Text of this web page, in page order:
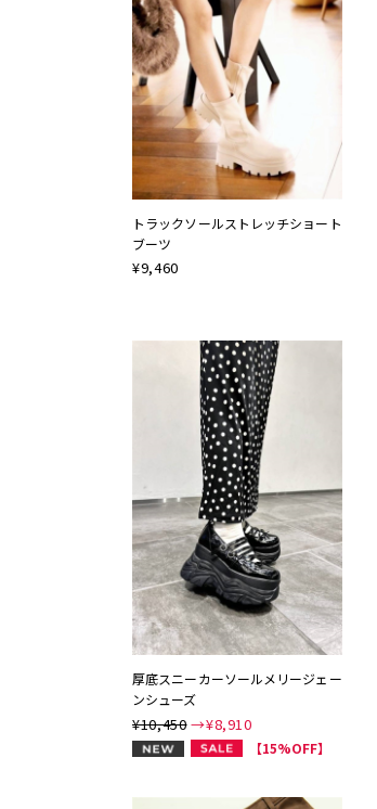
トラックソールストレッチショート
ブーツ
¥9,460
厚底スニーカーソールメリージェー
ンシューズ
¥10,450→¥8,910
NEW 【15%OFF】